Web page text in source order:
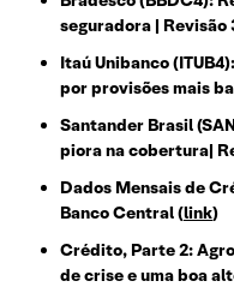
seguradora | Revisão
Itaú Unibanco
por provisões mais
Santander Brasil
piora na cobertura|
Dados Mensais de
Banco Central(link)
Crédito, Parte 2:
de crise e uma boa